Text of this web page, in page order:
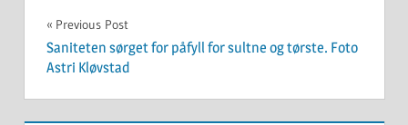
Innleggsnavigasjon
Previous Post
Saniteten sørget for påfyll for sultne og tørste. Foto
Astri Kløvstad